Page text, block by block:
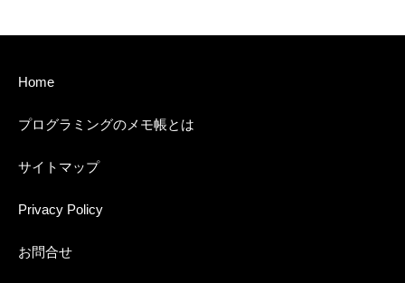
Home
プログラミングのメモ帳とは
サイトマップ
Privacy Policy
お問合せ